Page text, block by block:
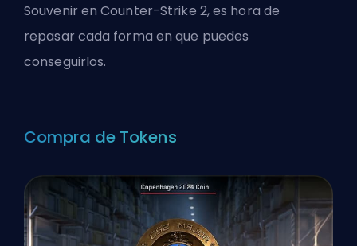
Souvenir en Counter-Strike 2, es hora de
repasar cada forma en que puedes
conseguirlos.
Compra de Tokens